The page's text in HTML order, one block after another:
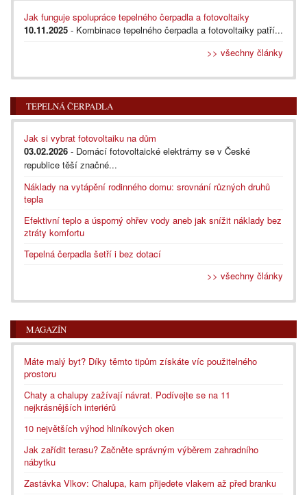
Jak funguje spolupráce tepelného čerpadla a fotovoltaiky
10.11.2025 - Kombinace tepelného čerpadla a fotovoltaiky patří...
>> všechny články
TEPELNÁ ČERPADLA
Jak si vybrat fotovoltaiku na dům
03.02.2026 - Domácí fotovoltaické elektrárny se v České
republice těší značné...
Náklady na vytápění rodinného domu: srovnání různých druhů
tepla
Efektivní teplo a úsporný ohřev vody aneb jak snížit náklady bez
ztráty komfortu
Tepelná čerpadla šetří i bez dotací
>> všechny články
MAGAZÍN
Máte malý byt? Díky těmto tipům získáte víc použitelného
prostoru
Chaty a chalupy zažívají návrat. Podívejte se na 11
nejkrásnějších interiérů
10 největších výhod hliníkových oken
Jak zařídit terasu? Začněte správným výběrem zahradního
nábytku
Zastávka Vlkov: Chalupa, kam přijedete vlakem až před branku